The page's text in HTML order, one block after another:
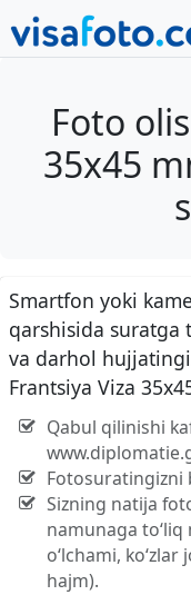
Foto
35x45
Smartfon yoki
qarshisida suratga
va darhol
Frantsiya Viza
Qabul qilinishi
Fotosuratingizni
Sizning natija
namunaga to‘liq
o‘lchami,
hajm).